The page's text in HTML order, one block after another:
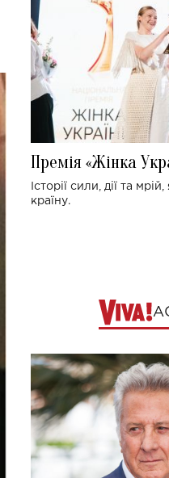
Премія «Жінка
Історії сили, дії та
країну.